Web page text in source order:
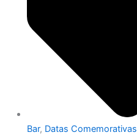
Bar, Datas Comemorativas